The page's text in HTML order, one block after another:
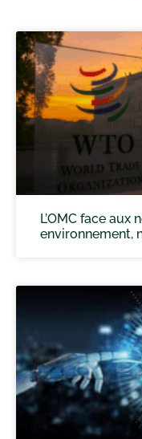
L’OMC face aux
environnement,